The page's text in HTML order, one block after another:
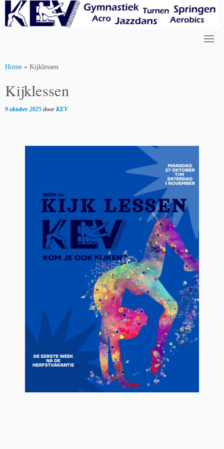
content
Home » Kijklessen
Kijklessen
9 oktober 2025 door KEV